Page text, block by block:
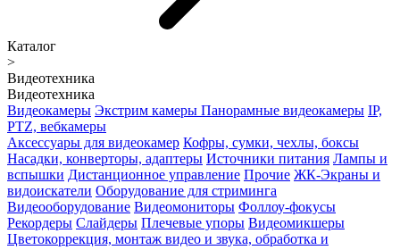
Каталог
>
Видеотехника
Видеотехника
Видеокамеры Экстрим камеры Панорамные видеокамеры IP,
PTZ, вебкамеры
Аксессуары для видеокамер Кофры, сумки, чехлы, боксы
Насадки, конверторы, адаптеры Источники питания Лампы и
вспышки Дистанционное управление Прочие ЖК-Экраны и
видоискатели Оборудование для стриминга
Видеооборудование Видеомониторы Фоллоу-фокусы
Рекордеры Слайдеры Плечевые упоры Видеомикшеры
Цветокоррекция, монтаж видео и звука, обработка и